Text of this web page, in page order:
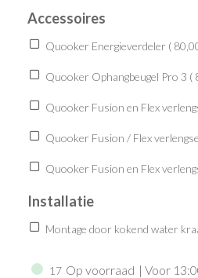
Accessoires
Quooker Energieverdeler (
Quooker Ophangbeugel Pro 3 (
Quooker Fusion en Flex
Quooker Fusion / Flex
Quooker Fusion en Flex
Installatie
Montage door kokend water
17 Op voorraad | Voor